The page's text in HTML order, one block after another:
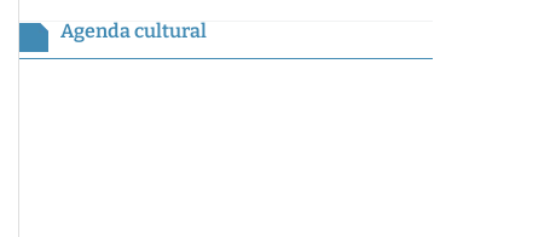
Agenda cultural